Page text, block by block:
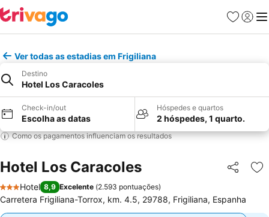
Favoritos
Iniciar
Ver todas as estadias em Frigiliana
Destino
Hotel Los Caracoles
Check-in/out
Escolha as datas
Hóspedes e quartos
2 hóspedes, 1 quarto.
Como os pagamentos influenciam os resultados
Hotel Los Caracoles Partilhar
3 Estrelas
Hotel 8,9 Excelente (2.593 pontuações)
Carretera Frigiliana-Torrox, km. 4.5, 29788, Frigiliana, Espanha